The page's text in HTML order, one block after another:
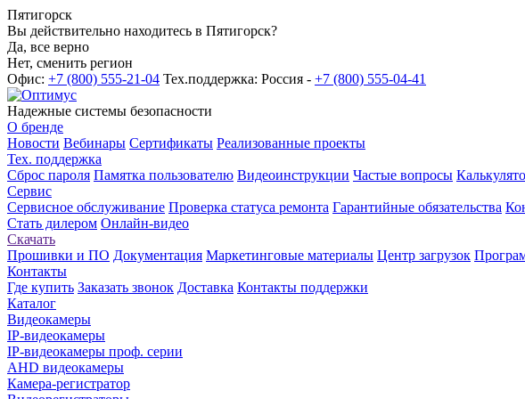
Пятигорск
Вы действительно находитесь в Пятигорск?
Да, все верно
Нет, сменить регион
Офис: +7 (800) 555-21-04 Тех.поддержка: Россия - +7 (800) 555-04-41
Надежные системы безопасности
О бренде
Новости Вебинары Сертификаты Реализованные проекты
Тех. поддержка
Сброс пароля Памятка пользователю Видеоинструкции Частые вопросы
Сервис
Сервисное обслуживание Проверка статуса ремонта Гарантийные обязательства
Стать дилером Онлайн-видео
Скачать
Прошивки и ПО Документация Маркетинговые материалы Центр загрузок
Контакты
Где купить Заказать звонок Доставка Контакты поддержки
Каталог
Видеокамеры
IP-видеокамеры
IP-видеокамеры проф. серии
AHD видеокамеры
Камера-регистратор